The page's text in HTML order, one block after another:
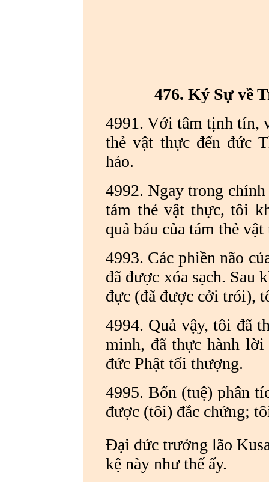
476. Ký Sự về
4991. Với tâm tịnh tín,
thẻ vật thực đến đức
hảo.
4992. Ngay trong
tám thẻ vật thực, tôi
quả báu của tám thẻ
4993. Các phiền não
đã được xóa sạch. Sau
đực (đã được cởi trói),
4994. Quả vậy, tôi đã
minh, đã thực hành
đức Phật tối thượng.
4995. Bốn (tuệ) phân
được (tôi) đắc chứng;
Đại đức trưởng lão
kệ này như thế ấy.